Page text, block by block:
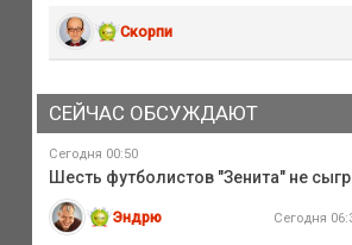
Скорпи
СЕЙЧАС ОБСУЖДАЮТ
Сегодня 00:50
Шесть футболистов "Зенита" не
Эндрю Сегодня